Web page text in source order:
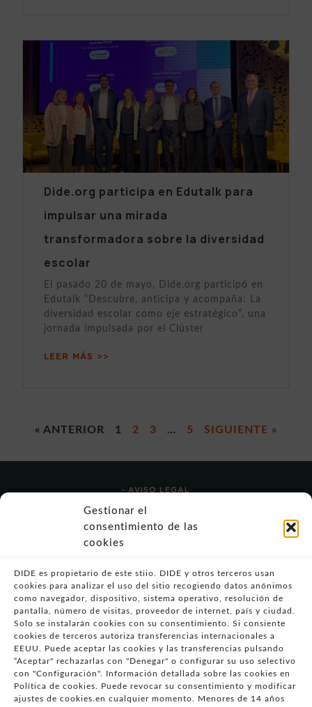
Gestionar el
consentimiento de las
cookies
DIDE es propietario de este stiio. DIDE y otros terceros usan
cookies para analizar el uso del sitio recogiendo datos anónimos
como navegador, dispositivo, sistema operativo, resolución de
pantalla, número de visitas, proveedor de internet, país y ciudad.
Solo se instalarán cookies con su consentimiento. Si consiente
cookies de terceros autoriza transferencias internacionales a
EEUU. Puede aceptar las cookies y las transferencias pulsando
“Aceptar" rechazarlas con "Denegar" o configurar su uso selectivo
con "Configuración". Información detallada sobre las cookies en
Política de cookies. Puede revocar su consentimiento y modificar
ajustes de cookies.en cualquier momento. Menores de 14 años
Dide.org participa en Edutalk para
impulsar una mirada
transformadora sobre la diversidad
escolar
El pasado 20 de mayo, Dide.org participó en
Edutalk “Descubre, anticipa y acompaña: La
diversidad escolar como eje estratégico”, una
jornada impulsada por el Clúster
LEER MÁS >>
« ANTERIOR 1 2 3 … 5 SIGUIENTE »
- AVISO LEGAL
- POLÍTICA DE USO
- POLÍTICA DE PRIVACIDAD
- POLÍTICA DE COOKIES (UE)
VULNERABILIDADES
- CONDICIONES PARTICULARES DE COMPRA
- GUÍA DE COMPRA
- GUÍA DE PRIVACIDAD
- DESISTIMIENTO
- ATENCIÓN AL CLIENTE